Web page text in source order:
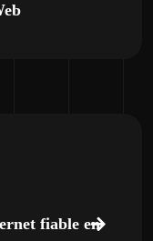
fiable en